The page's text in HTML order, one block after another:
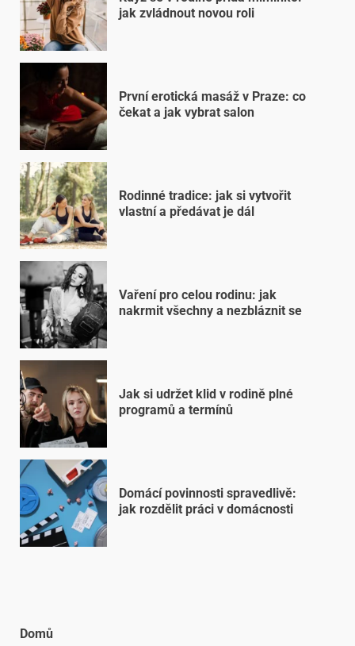
jak zvládnout novou roli
První erotická masáž v Praze: co
čekat a jak vybrat salon
Rodinné tradice: jak si vytvořit
vlastní a předávat je dál
Vaření pro celou rodinu: jak
nakrmit všechny a nezbláznit se
Jak si udržet klid v rodině plné
programů a termínů
Domácí povinnosti spravedlivě:
jak rozdělit práci v domácnosti
Domů